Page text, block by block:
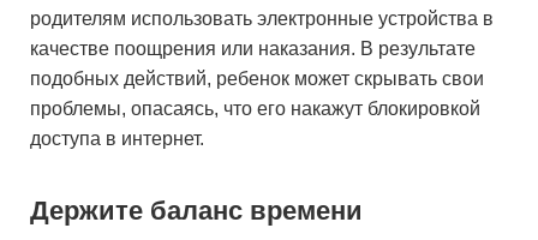
родителям использовать электронные устройства в
качестве поощрения или наказания. В результате
подобных действий, ребенок может скрывать свои
проблемы, опасаясь, что его накажут блокировкой
доступа в интернет.
Держите баланс времени